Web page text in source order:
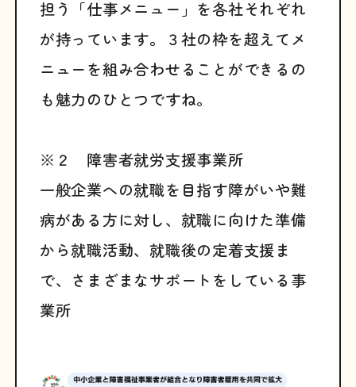
担う「仕事メニュー」を各社それぞれ
が持っています。３社の枠を超えてメ
ニューを組み合わせることができるの
も魅力のひとつですね。
※２ 障害者就労支援事業所
一般企業への就職を目指す障がいや難
病がある方に対し、就職に向けた準備
から就職活動、就職後の定着支援ま
で、さまざまなサポートをしている事
業所